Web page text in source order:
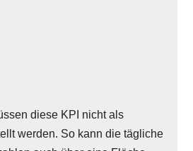
diese KPI nicht als
werden. So kann die tägliche